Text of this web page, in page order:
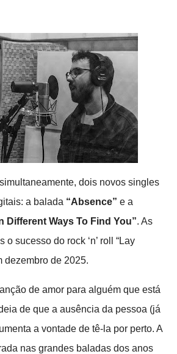
dois novos singles
a balada “Absence” e a
Different Ways To Find You”. As
o sucesso do rock ‘n’ roll “Lay
dezembro de 2025.
de amor para alguém que está
de que a ausência da pessoa (já
a vontade de tê-la por perto. A
nas grandes baladas dos anos